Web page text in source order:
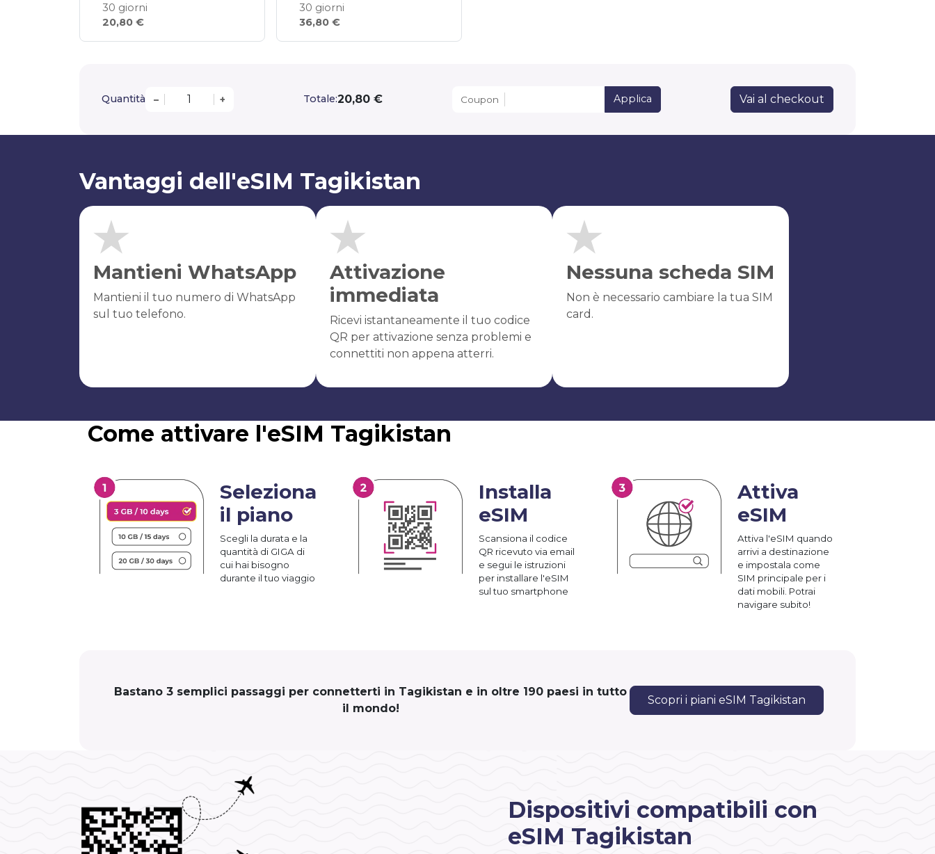
30 giorni
20,80 €
30 giorni
36,80 €
Quantità – + Totale:20,80 € Coupon Applica Vai al checkout
Vantaggi dell'eSIM Tagikistan
Mantieni WhatsApp
Mantieni il tuo numero di WhatsApp
sul tuo telefono.
Attivazione
immediata
Ricevi istantaneamente il tuo codice
QR per attivazione senza problemi e
connettiti non appena atterri.
Nessuna scheda SIM
Non è necessario cambiare la tua SIM
card.
Come attivare l'eSIM Tagikistan
Seleziona
il piano
Scegli la durata e la
quantità di GIGA di
cui hai bisogno
durante il tuo viaggio
Installa
eSIM
Scansiona il codice
QR ricevuto via email
e segui le istruzioni
per installare l'eSIM
sul tuo smartphone
Attiva
eSIM
Attiva l'eSIM quando
arrivi a destinazione
e impostala come
SIM principale per i
dati mobili. Potrai
navigare subito!
Bastano 3 semplici passaggi per connetterti in Tagikistan e in oltre 190 paesi in tutto
il mondo!
Scopri i piani eSIM Tagikistan
Dispositivi compatibili con
eSIM Tagikistan